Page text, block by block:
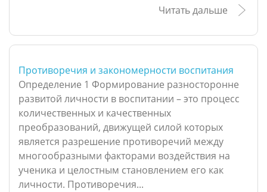
Читать дальше
Противоречия и закономерности воспитания
Определение 1 Формирование разносторонне
развитой личности в воспитании – это процесс
количественных и качественных
преобразований, движущей силой которых
является разрешение противоречий между
многообразными факторами воздействия на
ученика и целостным становлением его как
личности. Противоречия...